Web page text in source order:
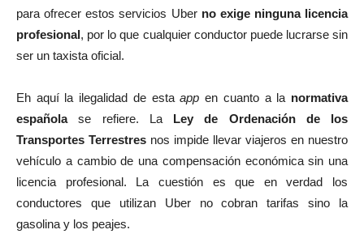
para ofrecer estos servicios Uber no exige ninguna licencia
profesional, por lo que cualquier conductor puede lucrarse sin
ser un taxista oficial.
Eh aquí la ilegalidad de estaapp en cuanto a la normativa
españolase refiere. LaLey de Ordenación de los
Transportes Terrestres nos impide llevar viajeros en nuestro
vehículo a cambio de una compensación económica sin una
licencia profesional. La cuestión es que en verdad los
conductores que utilizan Uber no cobran tarifas sino la
gasolina y los peajes.